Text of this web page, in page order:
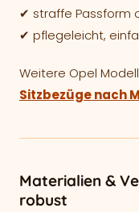
✔ straffe Passform
✔ pflegeleicht,
Weitere Opel
Sitzbezüge nach
Materialien &
robust